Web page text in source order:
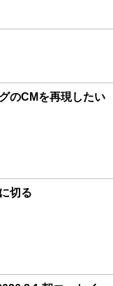
のCMを再現したい
切る